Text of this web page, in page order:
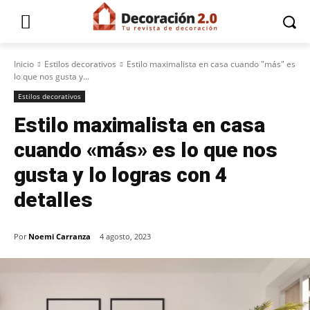
Inicio Estilos decorativos
Estilo maximalista en casa cuando "más" es
lo que nos gusta y...
Estilos decorativos
Estilo maximalista en casa
cuando «más» es lo que nos
gusta y lo logras con 4
detalles
Por Noemi Carranza 4 agosto, 2023